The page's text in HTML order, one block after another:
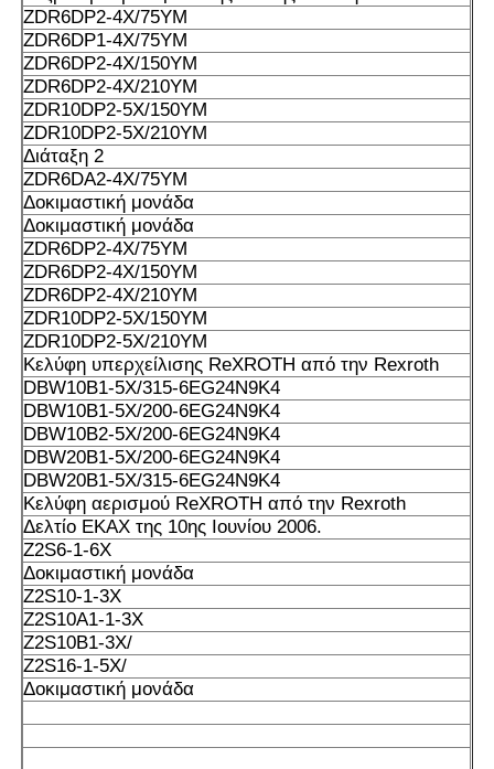
ZDR6DP2-4X/75YM
ZDR6DP1-4X/75YM
ZDR6DP2-4X/150YM
ZDR6DP2-4X/210YM
ZDR10DP2-5X/150YM
ZDR10DP2-5X/210YM
Διάταξη 2
ZDR6DA2-4X/75YM
Δοκιμαστική μονάδα
Δοκιμαστική μονάδα
ZDR6DP2-4X/75YM
ZDR6DP2-4X/150YM
ZDR6DP2-4X/210YM
ZDR10DP2-5X/150YM
ZDR10DP2-5X/210YM
Κελύφη υπερχείλισης ReXROTH από την Rexroth
DBW10B1-5X/315-6EG24N9K4
DBW10B1-5X/200-6EG24N9K4
DBW10B2-5X/200-6EG24N9K4
DBW20B1-5X/200-6EG24N9K4
DBW20B1-5X/315-6EG24N9K4
Κελύφη αερισμού ReXROTH από την Rexroth
Δελτίο ΕΚΑΧ της 10ης Ιουνίου 2006.
Z2S6-1-6X
Δοκιμαστική μονάδα
Z2S10-1-3X
Z2S10A1-1-3X
Z2S10B1-3X/
Z2S16-1-5X/
Δοκιμαστική μονάδα